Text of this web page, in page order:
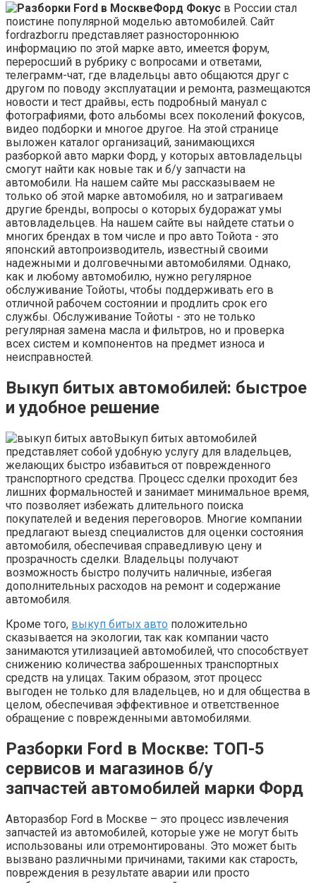
Форд Фокус в России стал
поистине популярной моделью автомобилей. Сайт
fordrazbor.ru представляет разностороннюю
информацию по этой марке авто, имеется форум,
переросший в рубрику с вопросами и ответами,
телеграмм-чат, где владельцы авто общаются друг с
другом по поводу эксплуатации и ремонта, размещаются
новости и тест драйвы, есть подробный мануал с
фотографиями, фото альбомы всех поколений фокусов,
видео подборки и многое другое. На этой странице
выложен каталог организаций, занимающихся
разборкой авто марки Форд, у которых автовладельцы
смогут найти как новые так и б/у запчасти на
автомобили. На нашем сайте мы рассказываем не
только об этой марке автомобиля, но и затрагиваем
другие бренды, вопросы о которых будоражат умы
автовладельцев. На нашем сайте вы найдете статьи о
многих брендах в том числе и про авто Тойота - это
японский автопроизводитель, известный своими
надежными и долговечными автомобилями. Однако,
как и любому автомобилю, нужно регулярное
обслуживание Тойоты, чтобы поддерживать его в
отличной рабочем состоянии и продлить срок его
службы. Обслуживание Тойоты - это не только
регулярная замена масла и фильтров, но и проверка
всех систем и компонентов на предмет износа и
неисправностей.
Выкуп битых автомобилей: быстрое
и удобное решение
Выкуп битых автомобилей
представляет собой удобную услугу для владельцев,
желающих быстро избавиться от поврежденного
транспортного средства. Процесс сделки проходит без
лишних формальностей и занимает минимальное время,
что позволяет избежать длительного поиска
покупателей и ведения переговоров. Многие компании
предлагают выезд специалистов для оценки состояния
автомобиля, обеспечивая справедливую цену и
прозрачность сделки. Владельцы получают
возможность быстро получить наличные, избегая
дополнительных расходов на ремонт и содержание
автомобиля.
Кроме того, выкуп битых авто положительно
сказывается на экологии, так как компании часто
занимаются утилизацией автомобилей, что способствует
снижению количества заброшенных транспортных
средств на улицах. Таким образом, этот процесс
выгоден не только для владельцев, но и для общества в
целом, обеспечивая эффективное и ответственное
обращение с поврежденными автомобилями.
Разборки Ford в Москве: ТОП-5
сервисов и магазинов б/у
запчастей автомобилей марки Форд
Авторазбор Ford в Москве – это процесс извлечения
запчастей из автомобилей, которые уже не могут быть
использованы или отремонтированы. Это может быть
вызвано различными причинами, такими как старость,
повреждения в результате аварии или просто